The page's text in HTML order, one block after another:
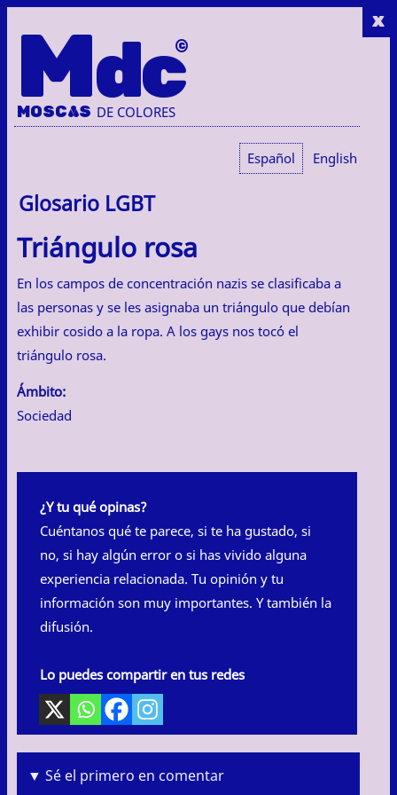
x
Mdc
MOSCAS DE COLORES
Español English
Glosario LGBT
Triángulo rosa
En los campos de concentración nazis se clasificaba a
las personas y se les asignaba un triángulo que debían
exhibir cosido a la ropa. A los gays nos tocó el
triángulo rosa.
Ámbito:
Sociedad
¿Y tu qué opinas?
Cuéntanos qué te parece, si te ha gustado, si
no, si hay algún error o si has vivido alguna
experiencia relacionada. Tu opinión y tu
información son muy importantes. Y también la
difusión.
Lo puedes compartir en tus redes
▼ Sé el primero en comentar